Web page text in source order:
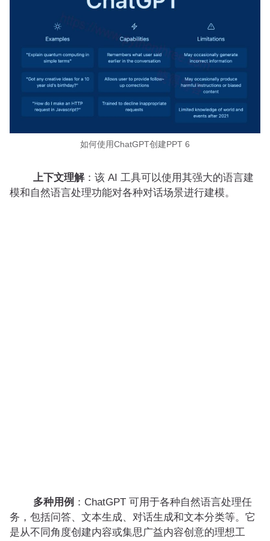
如何使用ChatGPT创建PPT 6
上下文理解：该 AI 工具可以使用其强大的语言建
模和自然语言处理功能对各种对话场景进行建模。
多种用例 ：ChatGPT 可用于各种自然语言处理任
务，包括问答、文本生成、对话生成和文本分类等。它
是从不同角度创建内容或集思广益内容创意的理想工